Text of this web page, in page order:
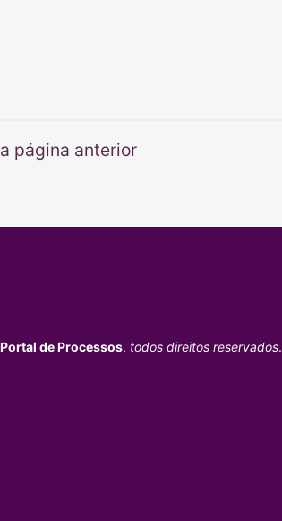
página anterior
Portal de Processos, todos direitos reservados.